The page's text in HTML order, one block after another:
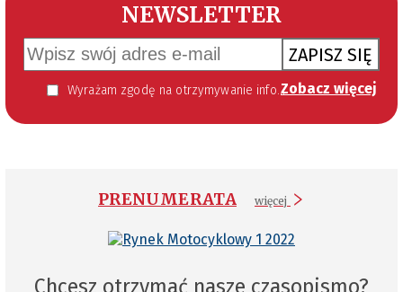
NEWSLETTER
ZAPISZ SIĘ
Wyrażam zgodę na otrzymywanie informacji handlowej kierowanej do mnie za pomocą środków komunikacji elektronicznej w szczególności poczty elektronicznej zgodnie z przepisem art. 10 ust 2 ustawy z dnia 18 lipca 2002 roku o świadczeniu usług drogą elektroniczną (Dz. U. 144 z 2002 r. poz. 1204). Zgoda jest dobrowolna, jednak jej wyrażenie jest konieczne, aby otrzymywać newsletter. Zobacz więcej
PRENUMERATA więcej
Chcesz otrzymać nasze czasopismo?